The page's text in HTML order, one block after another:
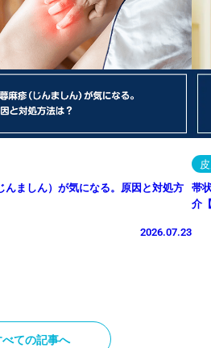
ましん）が気になる。原因と対処方
2026.07.23
帯
介
ての記事へ